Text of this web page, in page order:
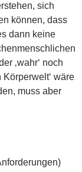
sich
können, dass
dann keine
‚wahr‘ noch
Körperwelt‘ wäre
muss aber